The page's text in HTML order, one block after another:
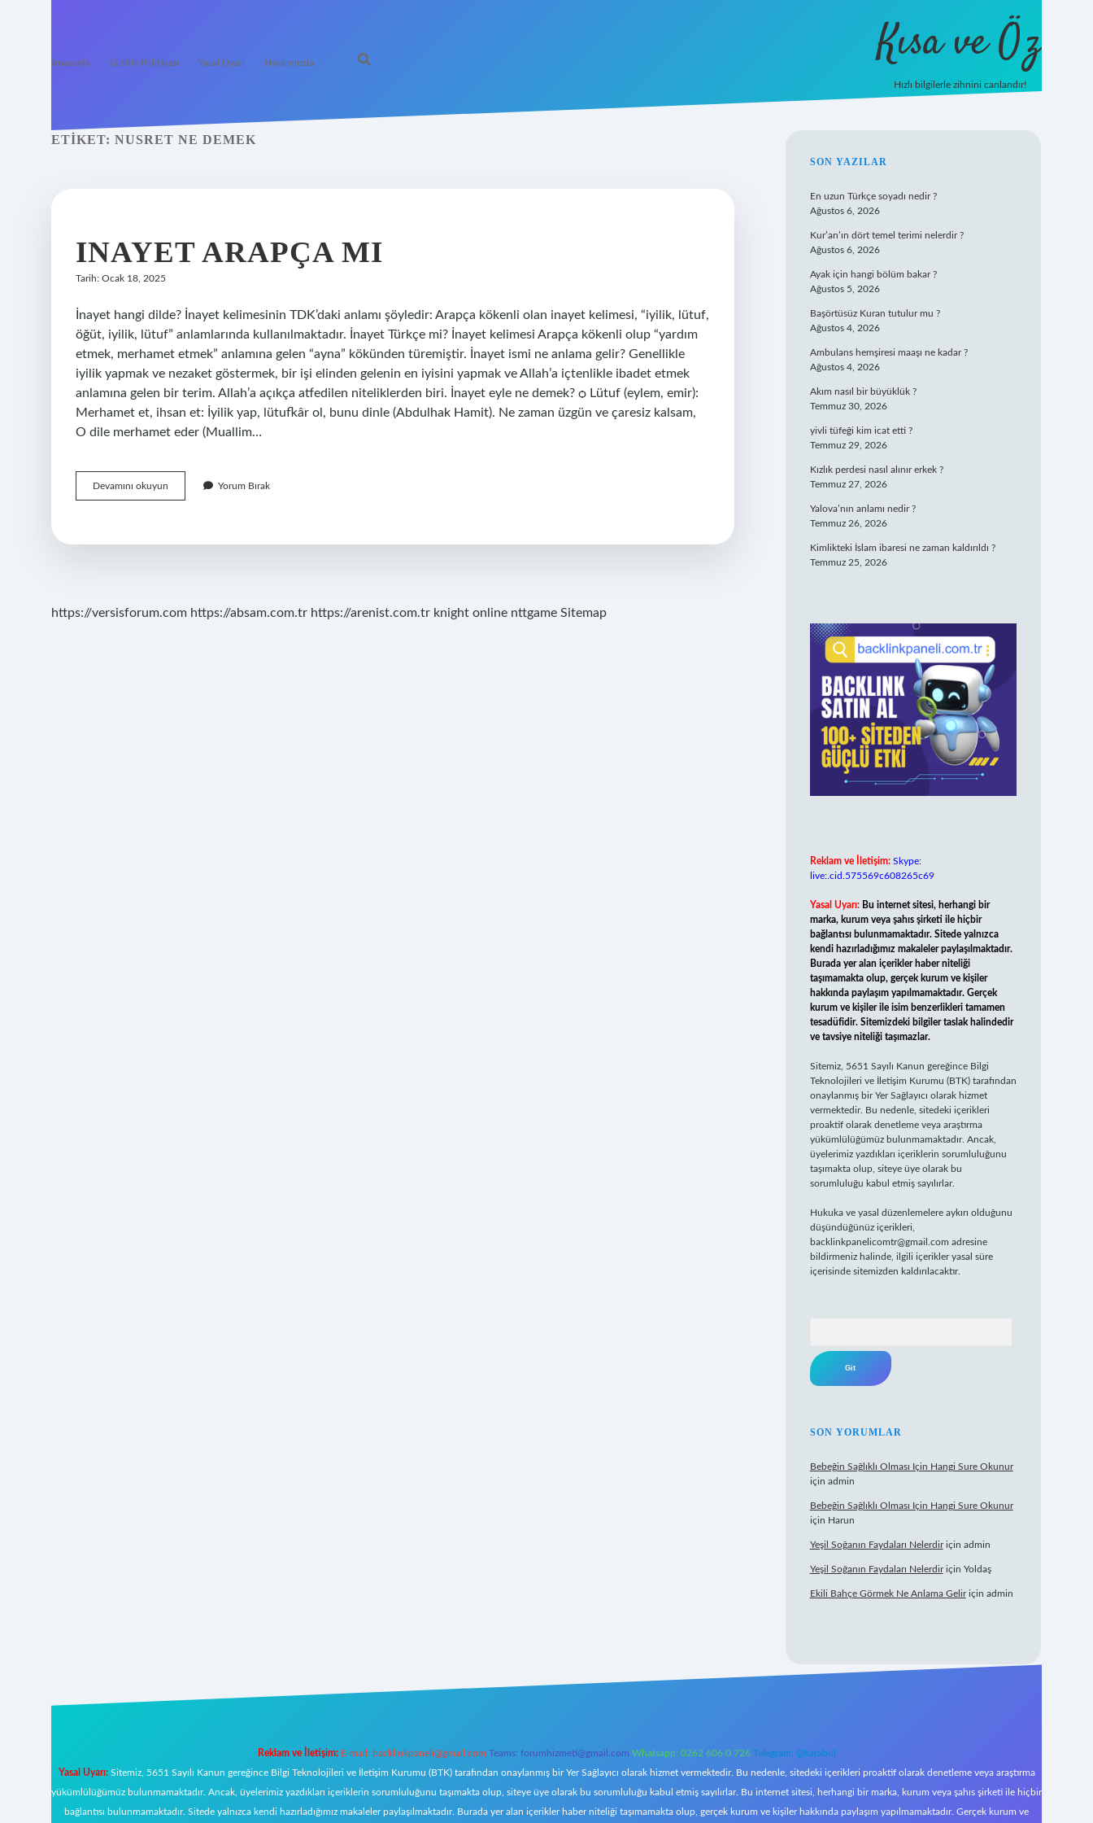
Anasayfa Gizlilik Politikası Yasal Uyarı Hakkımızda Kısa ve Öz
Hızlı bilgilerle zihnini canlandır!
ETIKET: NUSRET NE DEMEK
INAYET ARAPÇA MI
Tarih: Ocak 18, 2025
İnayet hangi dilde? İnayet kelimesinin TDK’daki anlamı şöyledir: Arapça kökenli olan inayet kelimesi, “iyilik, lütuf,
öğüt, iyilik, lütuf” anlamlarında kullanılmaktadır. İnayet Türkçe mi? İnayet kelimesi Arapça kökenli olup “yardım
etmek, merhamet etmek” anlamına gelen “ayna” kökünden türemiştir. İnayet ismi ne anlama gelir? Genellikle
iyilik yapmak ve nezaket göstermek, bir işi elinden gelenin en iyisini yapmak ve Allah’a içtenlikle ibadet etmek
anlamına gelen bir terim. Allah’a açıkça atfedilen niteliklerden biri. İnayet eyle ne demek? ѻ Lütuf (eylem, emir):
Merhamet et, ihsan et: İyilik yap, lütufkâr ol, bunu dinle (Abdulhak Hamit). Ne zaman üzgün ve çaresiz kalsam,
O dile merhamet eder (Muallim…
Devamını okuyun
Arapça
Yorum Bırak
https://versisforum.com https://absam.com.tr https://arenist.com.tr knight online nttgame Sitemap
SIDEBAR
SON YAZILAR
En uzun Türkçe soyadı nedir ?
Ağustos 6, 2026
Kur’an’ın dört temel terimi nelerdir ?
Ağustos 6, 2026
Ayak için hangi bölüm bakar ?
Ağustos 5, 2026
Başörtüsüz Kuran tutulur mu ?
Ağustos 4, 2026
Ambulans hemşiresi maaşı ne kadar ?
Ağustos 4, 2026
Akım nasıl bir büyüklük ?
Temmuz 30, 2026
yivli tüfeği kim icat etti ?
Temmuz 29, 2026
Kızlık perdesi nasıl alınır erkek ?
Temmuz 27, 2026
Yalova’nın anlamı nedir ?
Temmuz 26, 2026
Kimlikteki İslam ibaresi ne zaman kaldırıldı ?
Temmuz 25, 2026
Reklam ve İletişim: Skype:
live:.cid.575569c608265c69
Yasal Uyarı: Bu internet sitesi, herhangi bir
marka, kurum veya şahıs şirketi ile hiçbir
bağlantısı bulunmamaktadır. Sitede yalnızca
kendi hazırladığımız makaleler paylaşılmaktadır.
Burada yer alan içerikler haber niteliği
taşımamakta olup, gerçek kurum ve kişiler
hakkında paylaşım yapılmamaktadır. Gerçek
kurum ve kişiler ile isim benzerlikleri tamamen
tesadüfidir. Sitemizdeki bilgiler taslak halindedir
ve tavsiye niteliği taşımazlar.
Sitemiz, 5651 Sayılı Kanun gereğince Bilgi
Teknolojileri ve İletişim Kurumu (BTK) tarafından
onaylanmış bir Yer Sağlayıcı olarak hizmet
vermektedir. Bu nedenle, sitedeki içerikleri
proaktif olarak denetleme veya araştırma
yükümlülüğümüz bulunmamaktadır. Ancak,
üyelerimiz yazdıkları içeriklerin sorumluluğunu
taşımakta olup, siteye üye olarak bu
sorumluluğu kabul etmiş sayılırlar.
Hukuka ve yasal düzenlemelere aykırı olduğunu
düşündüğünüz içerikleri,
backlinkpanelicomtr@gmail.com adresine
bildirmeniz halinde, ilgili içerikler yasal süre
içerisinde sitemizden kaldırılacaktır.
SON YORUMLAR
Bebeğin Sağlıklı Olması Için Hangi Sure Okunur
için admin
Bebeğin Sağlıklı Olması Için Hangi Sure Okunur
için Harun
Yeşil Soğanın Faydaları Nelerdiriçin admin
Yeşil Soğanın Faydaları Nelerdiriçin Yoldaş
Ekili Bahçe Görmek Ne Anlama Geliriçin admin
Reklam ve İletişim: E-mail: backlinkpaneli@gmail.com Teams: forumhizmeti@gmail.com Whatsapp: 0262 606 0 726 Telegram: @karabul
Yasal Uyarı:Sitemiz, 5651 Sayılı Kanun gereğince Bilgi Teknolojileri ve İletişim Kurumu (BTK) tarafından onaylanmış bir Yer Sağlayıcı olarak hizmet vermektedir. Bu nedenle, sitedeki içerikleri proaktif olarak denetleme veya araştırma
yükümlülüğümüz bulunmamaktadır. Ancak, üyelerimiz yazdıkları içeriklerin sorumluluğunu taşımakta olup, siteye üye olarak bu sorumluluğu kabul etmiş sayılırlar. Bu internet sitesi, herhangi bir marka, kurum veya şahıs şirketi ile hiçbir
bağlantısı bulunmamaktadır. Sitede yalnızca kendi hazırladığımız makaleler paylaşılmaktadır. Burada yer alan içerikler haber niteliği taşımamakta olup, gerçek kurum ve kişiler hakkında paylaşım yapılmamaktadır. Gerçek kurum ve